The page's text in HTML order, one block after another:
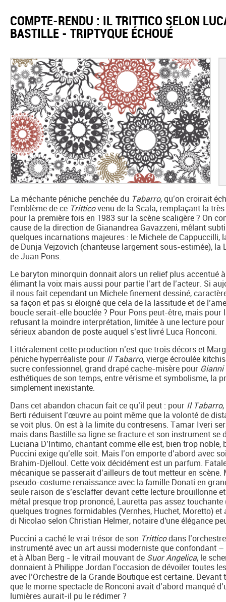
COMPTE-RENDU : IL TRITTICO SELON
BASTILLE - TRIPTYQUE ÉCHOUÉ
La méchante péniche penchée du Tabarro, qu’on croirait
l’emblème de ce Tritticovenu de la Scala, remplaçant la
pour la première fois en 1983 sur la scène scaligère ? On
cause de la direction de Gianandrea Gavazzeni, mêlant
quelques incarnations majeures : le Michele de Cappuccilli,
de Dunja Vejzovich (chanteuse largement sous-estimée), la
de Juan Pons.
Le baryton minorquin donnait alors un relief plus accentué
élimant la voix mais aussi pour partie l’art de l’acteur. Si
il nous fait cependant un Michele finement dessiné,
sa façon et pas si éloigné que cela de la lassitude et de
boucle serait-elle bouclée ? Pour Pons peut-être, mais
refusant la moindre interprétation, limitée à une lecture
sérieux abandon de poste auquel s’est livré Luca Ronconi.
Littéralement cette production n’est que trois décors et
péniche hyperréaliste pour Il Tabarro, vierge écroulée
sucre confessionnel, grand drapé cache-misère pour
esthétiques de son temps, entre vérisme et symbolisme, la
simplement inexistante.
Dans cet abandon chacun fait ce qu’il peut : pour Il Tabarro
Berti réduisent l’œuvre au point même que la volonté de
se voit plus. On est à la limite du contresens. Tamar Iveri
mais dans Bastille sa ligne se fracture et son instrument se
Luciana D’Intimo, chantant comme elle est, bien trop
Puccini exige qu’elle soit. Mais l’on emporte d’abord avec
Brahim-Djelloul. Cette voix décidément est un parfum.
mécanique se passerait d’ailleurs de tout metteur en
pseudo-costume renaissance avec la famille Donati en
seule raison de s’esclaffer devant cette lecture brouillonne
métal presque trop prononcé, Lauretta pas assez
quelques trognes formidables (Vernhes, Huchet, Moretto)
di Nicolao selon Christian Helmer, notaire d'une élégance
Puccini a caché le vrai trésor de son Tritticodans
instrumenté avec un art aussi moderniste que confondant
et à Alban Berg - le vitrail mouvant de Suor Angelica, le
donnaient à Philippe Jordan l’occasion de dévoiler toutes
avec l’Orchestre de la Grande Boutique est certaine.
que le morne spectacle de Ronconi avait d’abord manqué
lumières aurait-il pu le rédimer ?